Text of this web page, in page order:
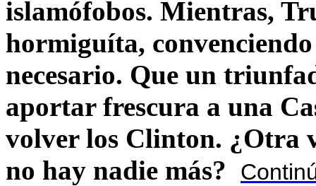
islamófobos. Mientras,
hormiguíta,
necesario. Que un
aportar frescura a una
volver los Clinton. ¿Otra
no hay nadie más?